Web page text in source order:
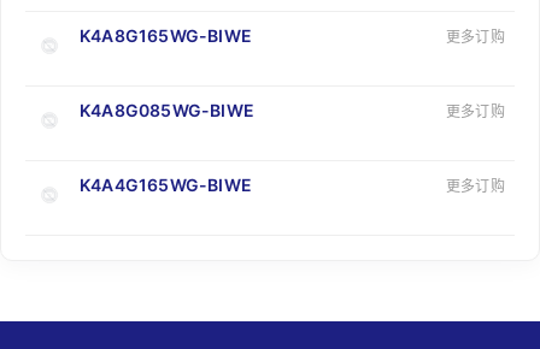
K4A8G165WG-BIWE 更多订购
K4A8G085WG-BIWE 更多订购
K4A4G165WG-BIWE 更多订购